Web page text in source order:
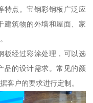
特点。宝钢彩钢板广泛应
建筑物的外墙和屋面、家
板经过彩涂处理，可以选
品的设计需求。常见的颜
客户的要求进行定制。